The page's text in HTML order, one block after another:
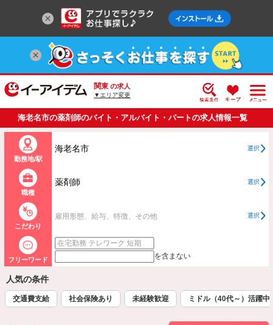
関東 の求人
▼エリア変更
海老名市の薬剤師のバイト・アルバイト・パートの求人情報一覧
勤務地/駅
海老名市 選択
職種
薬剤師 選択
こだわり
雇用形態、給与、特徴、その他 選択
フリーワード を含まない
人気の条件
交通費支給 社会保険あり 未経験歓迎 ミドル（40代～）活躍中